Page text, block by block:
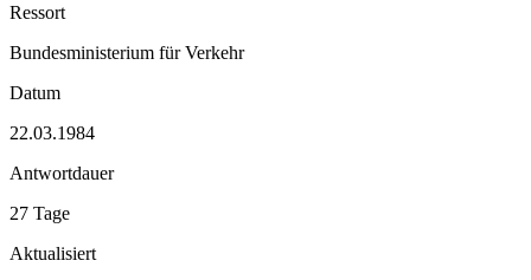
Ressort
Bundesministerium für Verkehr
Datum
22.03.1984
Antwortdauer
27 Tage
Aktualisiert